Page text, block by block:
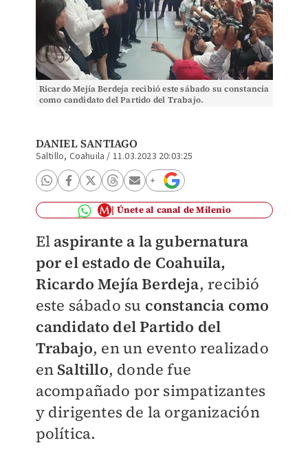
Ricardo Mejía Berdeja recibió este sábado su constancia
como candidato del Partido del Trabajo.
DANIEL SANTIAGO
Saltillo, Coahuila / 11.03.2023 20:03:25
Únete al canal de Milenio
El aspirante a la gubernatura
por el estado de Coahuila,
Ricardo Mejía Berdeja, recibió
este sábado su constancia como
candidato del Partido del
Trabajo, en un evento realizado
en Saltillo, donde fue
acompañado por simpatizantes
y dirigentes de la organización
política.